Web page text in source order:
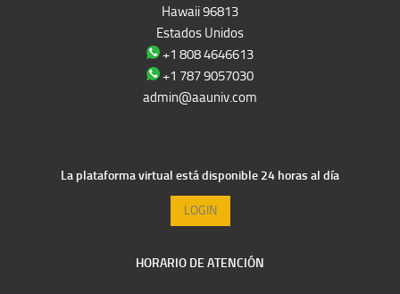
Hawaii 96813
Estados Unidos
+1 808 4646613
+1 787 9057030
admin@aauniv.com
La plataforma virtual está disponible 24 horas al día
LOGIN
HORARIO DE ATENCIÓN